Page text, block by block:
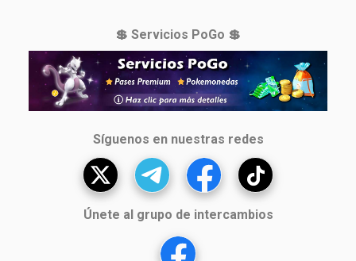
💲 Servicios PoGo 💲
Síguenos en nuestras redes
Únete al grupo de intercambios